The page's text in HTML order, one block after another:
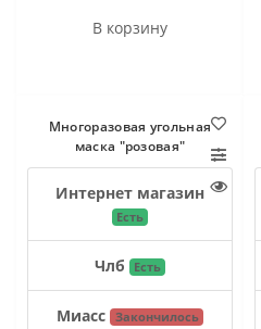
В корзину
Многоразовая угольная
маска "розовая"
Интернет магазин
Есть
Члб Есть
Миасс Закончилось